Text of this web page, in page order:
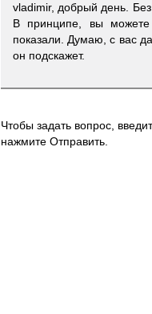
vladimir, добрый день.
В принципе, вы
показали. Думаю, с вас
он подскажет.
Чтобы задать вопрос,
нажмите Отправить.